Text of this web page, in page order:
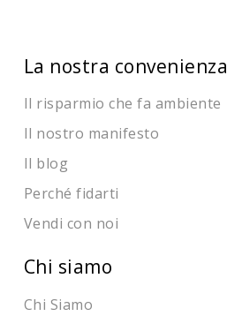
La nostra convenienza
Il risparmio che fa ambiente
Il nostro manifesto
Il blog
Perché fidarti
Vendi con noi
Chi siamo
Chi Siamo